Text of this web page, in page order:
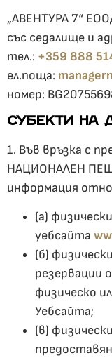
„АВЕНТУРА 7“
със седалище и
тел.: +359 888
ел.поща:
номер:
СУБЕКТИ НА
1. Във връзка с
НАЦИОНАЛЕН
информация
(а)
уебсайта
(б)
резервации
физическо
Уебсайта;
(в)